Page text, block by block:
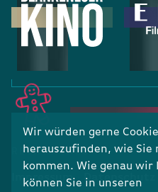
Wir würden gerne
herauszufinden, wie
kommen. Wie genau
können Sie in unseren
RECHTLICHES
Impressum Datenschutz